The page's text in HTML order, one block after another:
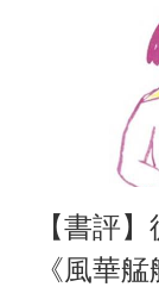
【書評
《風華